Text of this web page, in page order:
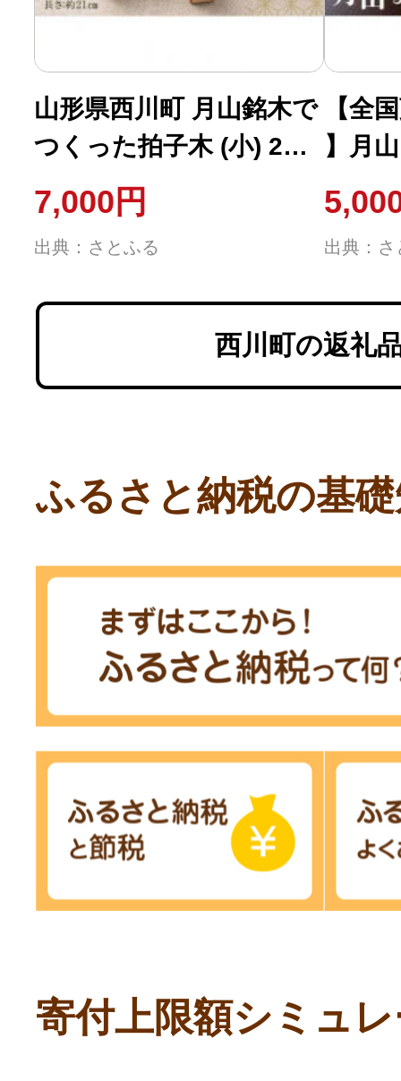
山形県西川町 月山銘木で
つくった拍子木 (小) 2組
火の用心
7,000円
出典：さとふる
【全
】月
(15個
ぎ・
出典：さ
西川町の返礼
ふるさと納税の基
寄付上限額シミュ